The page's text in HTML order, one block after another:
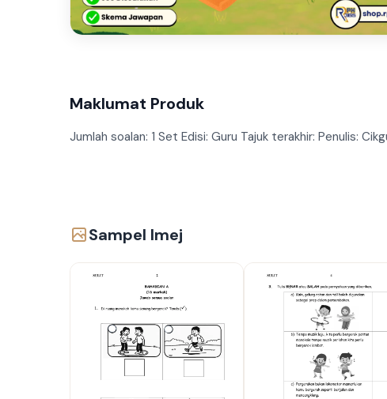
Maklumat Produk
Jumlah soalan: 1 Set Edisi: Guru Tajuk terakhir: Penulis:
Sampel Imej